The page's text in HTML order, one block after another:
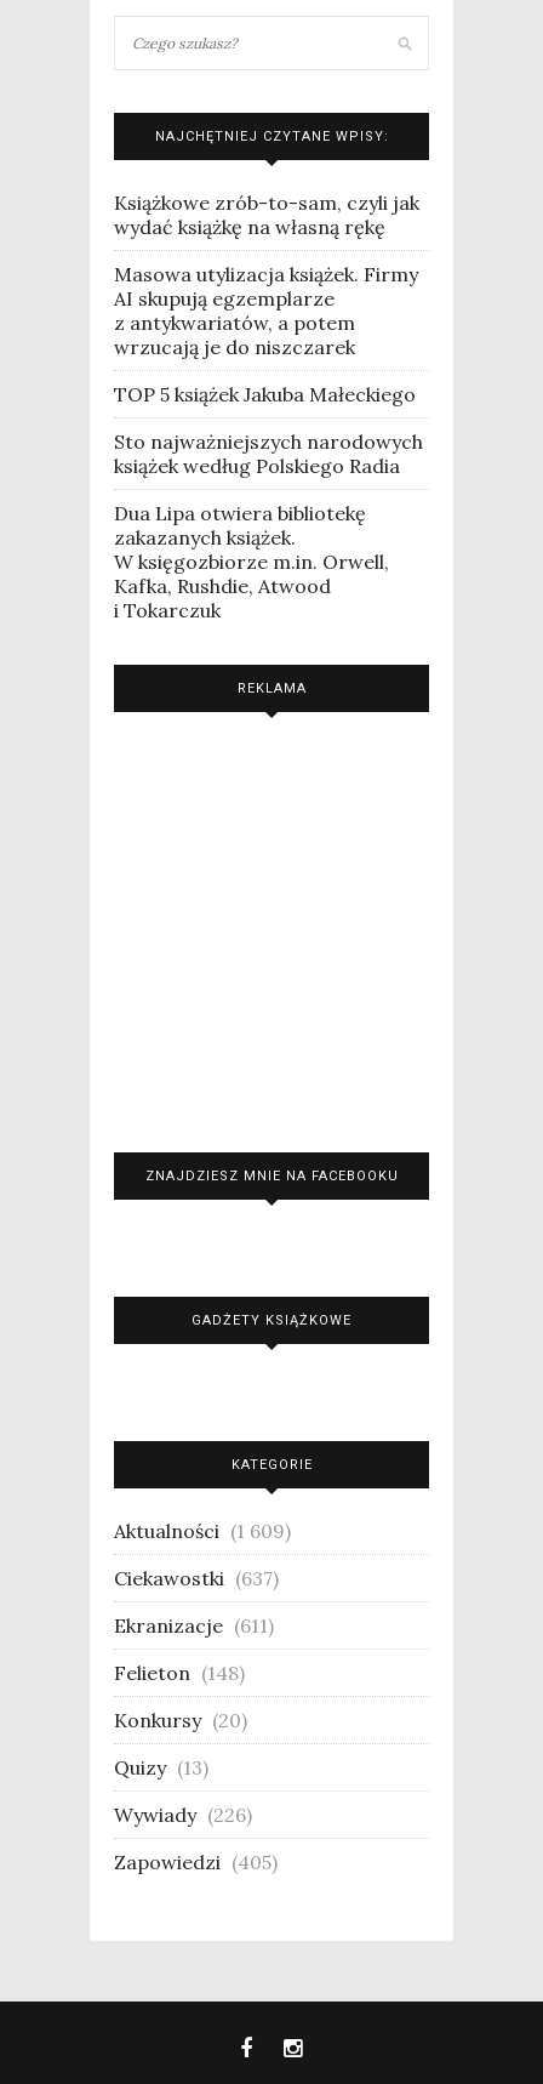
NAJCHĘTNIEJ CZYTANE WPISY:
Książkowe zrób-to-sam, czyli jak
wydać książkę na własną rękę
Masowa utylizacja książek. Firmy
AI skupują egzemplarze
z antykwariatów, a potem
wrzucają je do niszczarek
TOP 5 książek Jakuba Małeckiego
Sto najważniejszych narodowych
książek według Polskiego Radia
Dua Lipa otwiera bibliotekę
zakazanych książek.
W księgozbiorze m.in. Orwell,
Kafka, Rushdie, Atwood
i Tokarczuk
REKLAMA
ZNAJDZIESZ MNIE NA FACEBOOKU
GADŻETY KSIĄŻKOWE
KATEGORIE
Aktualności (1 609)
Ciekawostki (637)
Ekranizacje (611)
Felieton (148)
Konkursy (20)
Quizy (13)
Wywiady (226)
Zapowiedzi (405)